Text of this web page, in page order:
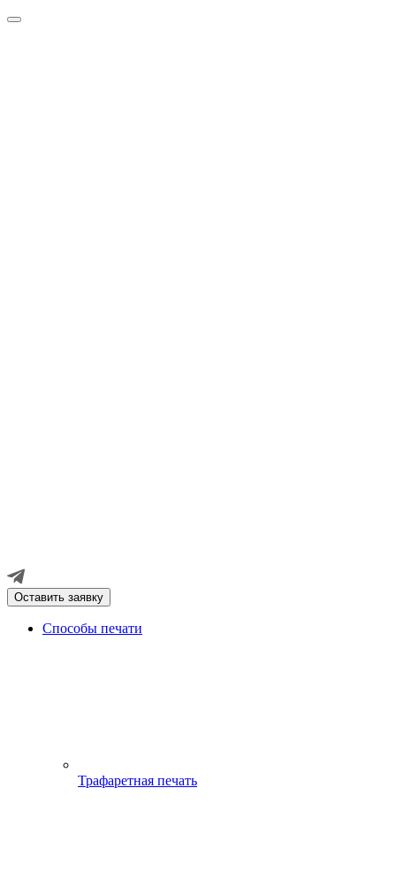
Оставить заявку
Способы печати
Трафаретная печать